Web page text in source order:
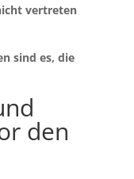
vertreten
sind es, die
den